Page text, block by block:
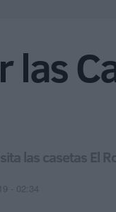
las
las casetas El
- 02:34